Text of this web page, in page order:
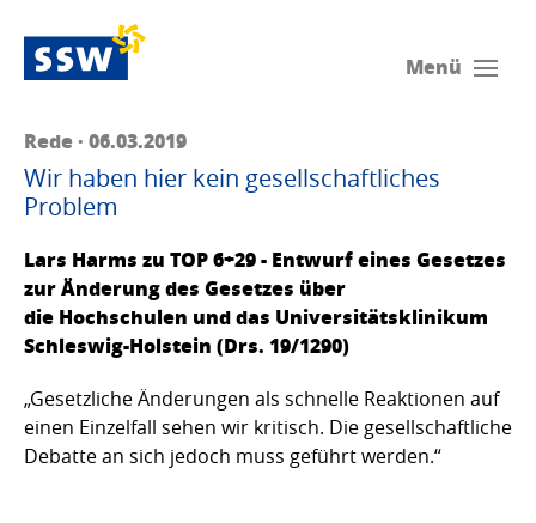
Menü
Rede · 06.03.2019
Wir haben hier kein gesellschaftliches
Problem
Lars Harms zu TOP 6+29 - Entwurf eines Gesetzes
zur Änderung des Gesetzes über
die Hochschulen und das Universitätsklinikum
Schleswig-Holstein (Drs. 19/1290)
„Gesetzliche Änderungen als schnelle Reaktionen auf
einen Einzelfall sehen wir kritisch. Die gesellschaftliche
Debatte an sich jedoch muss geführt werden.“